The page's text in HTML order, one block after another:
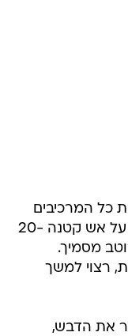
כל המרכיבים
ומביאים לרתיחה. מכסים ומבשלים על אש קטנה 20-
מסמיך.
רצוי למשך
את הדבש,